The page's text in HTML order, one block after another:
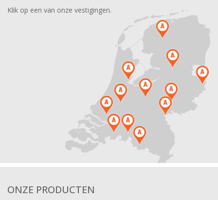
Klik op een van onze vestigingen.
ONZE PRODUCTEN